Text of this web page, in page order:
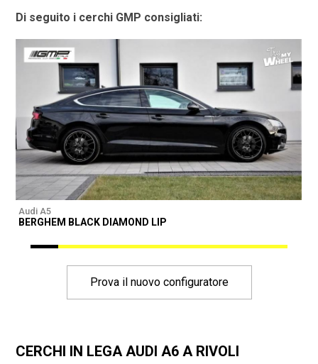
Di seguito i cerchi GMP consigliati:
Audi A5
BERGHEM BLACK DIAMOND LIP
Prova il nuovo configuratore
CERCHI IN LEGA AUDI A6 A RIVOLI